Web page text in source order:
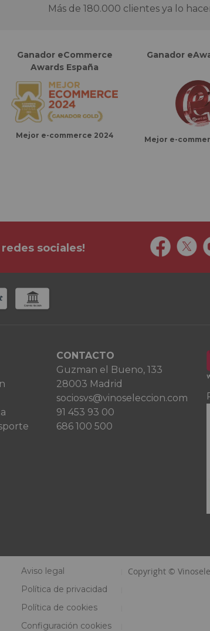
Más de 180.000 clientes ya lo
Ganador eCommerce
Awards España
Mejor e-commerce 2024
Ganador
Mejor e-
sociales!
CONTACTO
Guzman el Bueno, 133
28003 Madrid
sociosvs@vinoseleccion.com
91 453 93 00
686 100 500
Aviso legal
Política de privacidad
Política de cookies
Configuración cookies
Copyright ©